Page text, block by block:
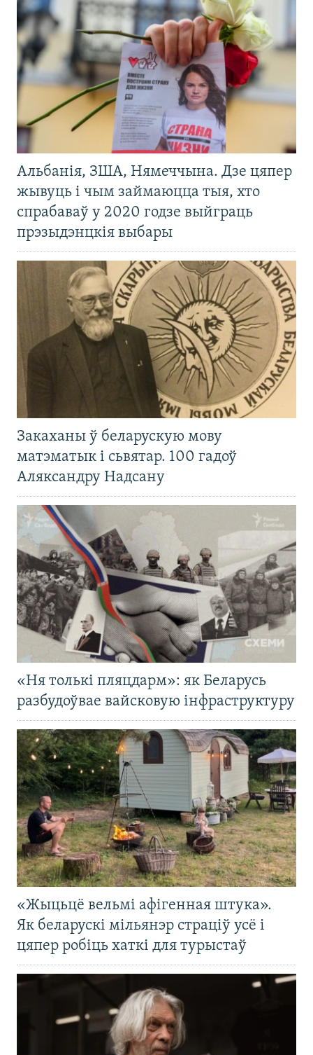
Альбанія, ЗША, Нямеччына. Дзе цяпер
жывуць і чым займаюцца тыя, хто
спрабаваў у 2020 годзе выйграць
прэзыдэнцкія выбары
Закаханы ў беларускую мову
матэматык і сьвятар. 100 гадоў
Аляксандру Надсану
«Ня толькі пляцдарм»: як Беларусь
разбудоўвае вайсковую інфраструктуру
«Жыцьцё вельмі афігенная штука».
Як беларускі мільянэр страціў усё і
цяпер робіць хаткі для турыстаў